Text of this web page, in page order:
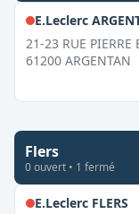
E.Leclerc
21-23 RUE PIERRE
61200 ARGENTAN
Flers
0ouvert • 1 fermé
E.Leclerc FLERS,